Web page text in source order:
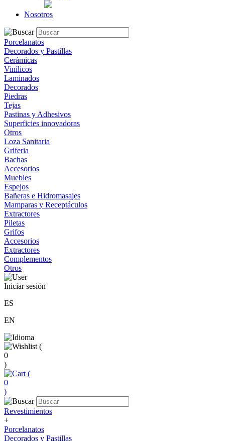
Nosotros
Porcelanatos
Decorados y Pastillas
Cerámicas
Vinílicos
Laminados
Decorados
Piedras
Tejas
Pastinas y Adhesivos
Superficies innovadoras
Otros
Loza Sanitaria
Griferia
Bachas
Accesorios
Muebles
Espejos
Bañeras e Hidromasajes
Mamparas y Receptáculos
Extractores
Piletas
Grifos
Accesorios
Extractores
Complementos
Otros
Iniciar sesión
ES
EN
(
0
)
(
0
)
Revestimientos
+
Porcelanatos
Decorados y Pastillas